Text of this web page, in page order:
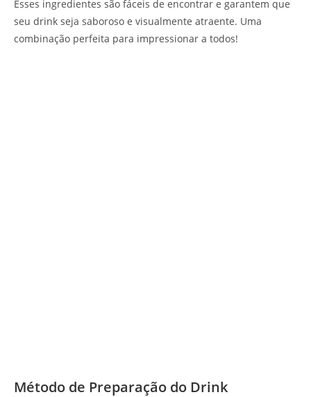
Esses ingredientes são fáceis de encontrar e garantem que
seu drink seja saboroso e visualmente atraente. Uma
combinação perfeita para impressionar a todos!
Método de Preparação do Drink